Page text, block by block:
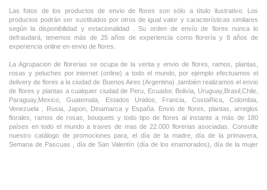
Las fotos de los productos de envio de flores son sólo a título ilustrativo. Los
productos podrán ser sustituidos por otros de igual valor y características similares
según la disponibilidad y estacionalidad . Su orden de envío de flores nunca lo
defraudará, tenemos más de 25 años de experiencia como florería y 8 años de
experiencia online en envio de flores.
La Agrupacion de florerias se ocupa de la venta y envio de flores, ramos, plantas,
rosas y peluches por internet (online) a todo el mundo, por ejemplo efectuamos el
delivery de flores a la ciudad de Buenos Aires (Argentina) ,tambièn realizamos el envio
de flores y plantas a cualquier ciudad de Peru, Ecuador, Bolivia, Uruguay,Brasil,Chile,
Paraguay,Mexico, Guatemala, Estados Unidos, Francia, CostaRica, Colombia,
Venezuela , Rusia, Japon, Dinamarca y España. Envio de flores, plantas, arreglos
florales, ramos de rosas, bouquets y todo tipo de flores al instante a más de 180
países en todo el mundo a traves de mas de 22.000 florerias asociadas. Consulte
nuestro catálogo de promociones para, el día de la madre, día de la primavera,
Semana de Pascuas , día de San Valentín (día de los enamorados), día de la mujer